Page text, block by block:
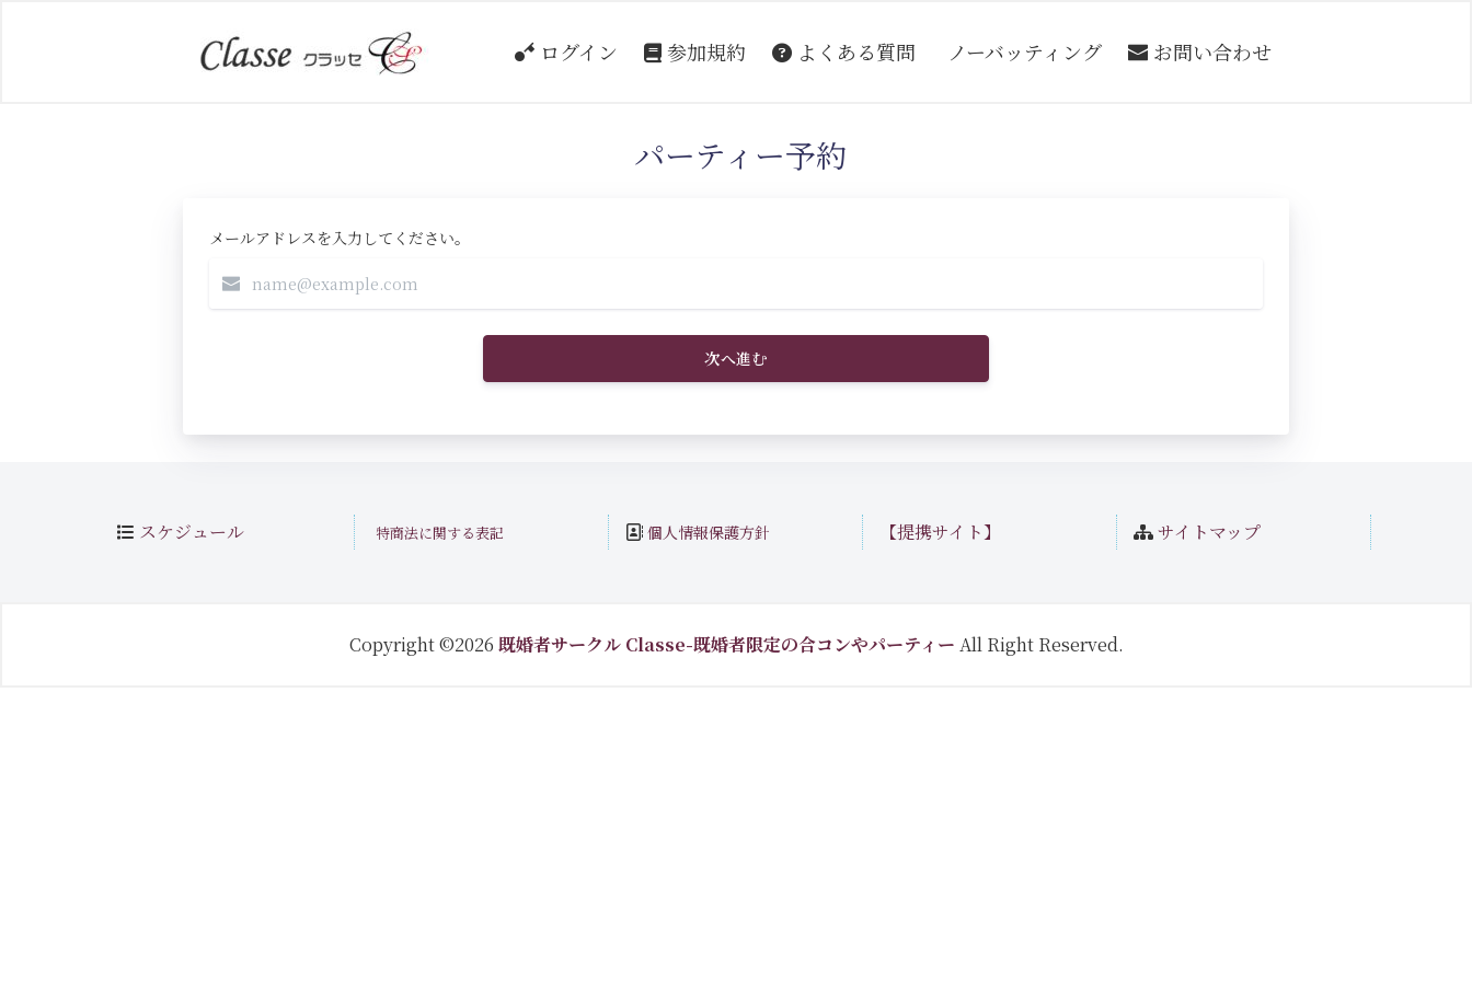
ログイン 参加規約 よくある質問 ノーバッティング お問い合わせ
パーティー予約
メールアドレスを入力してください。
次へ進む
スケジュール 特商法に関する表記 個人情報保護方針 【提携サイト】 サイトマップ
Copyright ©2026 既婚者サークル Classe-既婚者限定の合コンやパーティー All Right Reserved.